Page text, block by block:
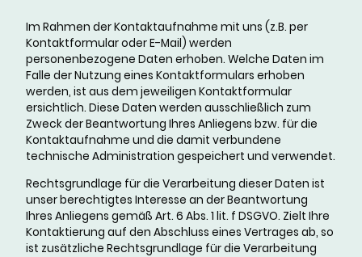
Im Rahmen der Kontaktaufnahme mit uns (z.B. per
Kontaktformular oder E-Mail) werden
personenbezogene Daten erhoben. Welche Daten im
Falle der Nutzung eines Kontaktformulars erhoben
werden, ist aus dem jeweiligen Kontaktformular
ersichtlich. Diese Daten werden ausschließlich zum
Zweck der Beantwortung Ihres Anliegens bzw. für die
Kontaktaufnahme und die damit verbundene
technische Administration gespeichert und verwendet.
Rechtsgrundlage für die Verarbeitung dieser Daten ist
unser berechtigtes Interesse an der Beantwortung
Ihres Anliegens gemäß Art. 6 Abs. 1 lit. f DSGVO. Zielt Ihre
Kontaktierung auf den Abschluss eines Vertrages ab, so
ist zusätzliche Rechtsgrundlage für die Verarbeitung